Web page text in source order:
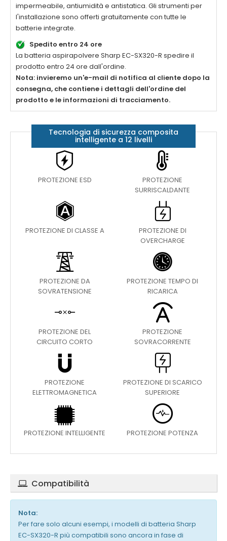
impermeabile, antiumidità e antistatica. Gli strumenti per
l'installazione sono offerti gratuitamente con tutte le
batterie integrate.
Spedito entro 24 ore
La batteria aspirapolvere Sharp EC-SX320-R spedire il
prodotto entro 24 ore dall'ordine.
Nota: invieremo un'e-mail di notifica al cliente dopo la
consegna, che contiene i dettagli dell'ordine del
prodotto e le informazioni di tracciamento.
Tecnologia di sicurezza composita
intelligente a 12 livelli
PROTEZIONE ESD
PROTEZIONE
SURRISCALDANTE
PROTEZIONE DI CLASSE A
PROTEZIONE DI
OVERCHARGE
PROTEZIONE DA
SOVRATENSIONE
PROTEZIONE TEMPO DI
RICARICA
PROTEZIONE DEL
CIRCUITO CORTO
PROTEZIONE
SOVRACORRENTE
PROTEZIONE
ELETTROMAGNETICA
PROTEZIONE DI SCARICO
SUPERIORE
PROTEZIONE INTELLIGENTE PROTEZIONE POTENZA
Compatibilità
Nota:
Per fare solo alcuni esempi, i modelli di batteria Sharp
EC-SX320-R più compatibili sono ancora in fase di